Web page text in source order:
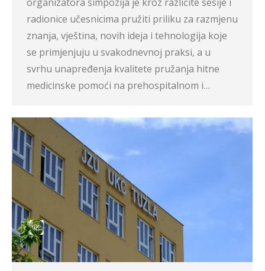
radionice učesnicima pružiti priliku za razmjenu
znanja, vještina, novih ideja i tehnologija koje
se primjenjuju u svakodnevnoj praksi, a u
svrhu unapređenja kvalitete pružanja hitne
medicinske pomoći na prehospitalnom i…